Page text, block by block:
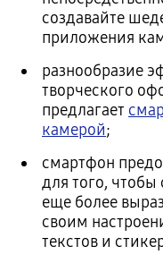
создавайте
приложения
разнообразие
творческого
предлагает
камерой;
смартфон
для того,
еще более
своим
текстов и